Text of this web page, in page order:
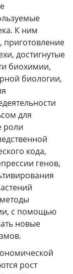
К ним
приготовление
достигнутые
биохимии,
биологии,
для
роли
кода,
генов,
с помощью
новые
рост